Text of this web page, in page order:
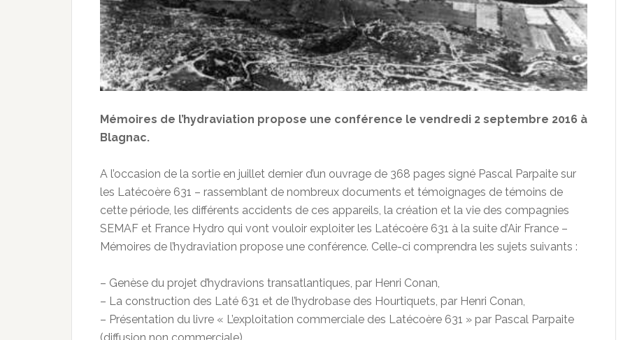
Mémoires de l’hydraviation propose une conférence le vendredi 2 septembre 2016 à
Blagnac.
A l’occasion de la sortie en juillet dernier d’un ouvrage de 368 pages signé Pascal Parpaite sur
les Latécoère 631 – rassemblant de nombreux documents et témoignages de témoins de
cette période, les différents accidents de ces appareils, la création et la vie des compagnies
SEMAF et France Hydro qui vont vouloir exploiter les Latécoère 631 à la suite d’Air France –
Mémoires de l’hydraviation propose une conférence. Celle-ci comprendra les sujets suivants :
– Genèse du projet d’hydravions transatlantiques, par Henri Conan,
– La construction des Laté 631 et de l’hydrobase des Hourtiquets, par Henri Conan,
– Présentation du livre « L’exploitation commerciale des Latécoère 631 » par Pascal Parpaite